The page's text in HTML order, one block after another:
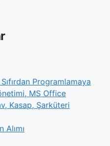
Programlamaya
MS Office
Kasap, Şarküteri